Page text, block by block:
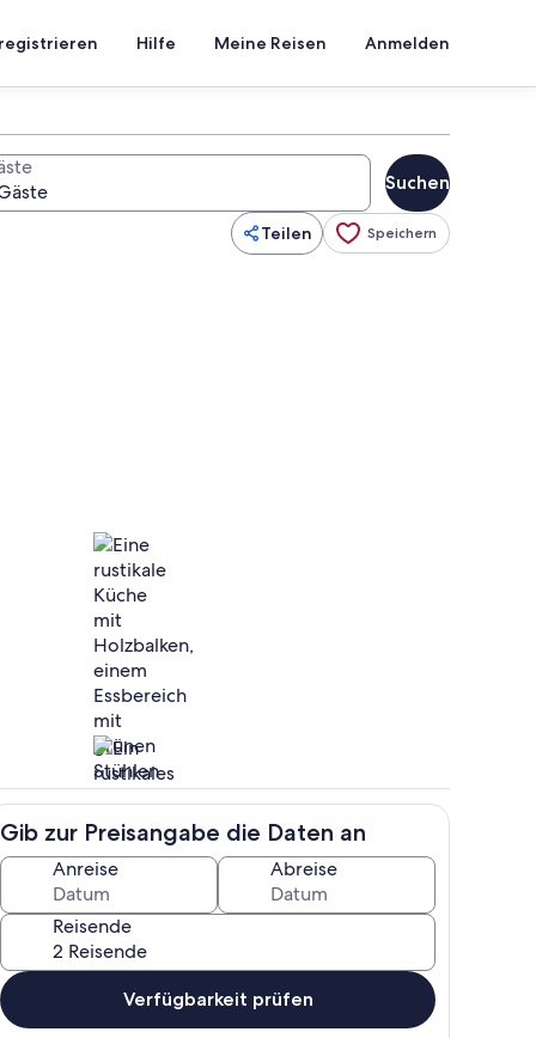
Hilfe Meine Reisen Anmelden
Suchen
Teilen Speichern
Innenbereich
Gib zur Preisangabe die Daten an
Anreise Abreise
Reisende
Verfügbarkeit prüfen